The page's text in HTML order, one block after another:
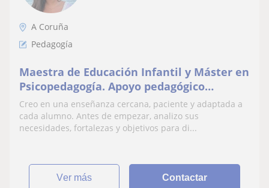
A Coruña
Pedagogía
Maestra de Educación Infantil y Máster en
Psicopedagogía. Apoyo pedagógico
personalizado.
Creo en una enseñanza cercana, paciente y adaptada a
cada alumno. Antes de empezar, analizo sus
necesidades, fortalezas y objetivos para di...
ver más Contactar